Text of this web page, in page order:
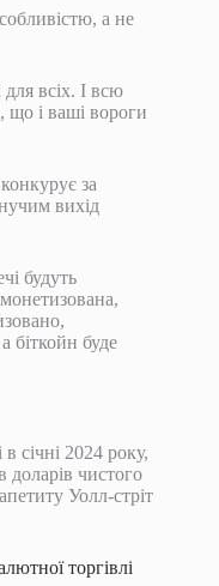
а не
для всіх. І всю
що і ваші вороги
за
вихід
будуть
біткойн буде
січні 2024 року,
доларів чистого
Уолл-стріт
торгівлі